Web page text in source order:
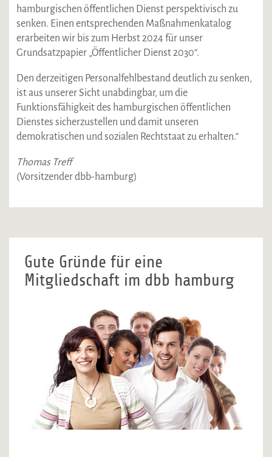
hamburgischen öffentlichen Dienst perspektivisch zu
senken. Einen entsprechenden Maßnahmenkatalog
erarbeiten wir bis zum Herbst 2024 für unser
Grundsatzpapier „Öffentlicher Dienst 2030“.
Den derzeitigen Personalfehlbestand deutlich zu senken,
ist aus unserer Sicht unabdingbar, um die
Funktionsfähigkeit des hamburgischen öffentlichen
Dienstes sicherzustellen und damit unseren
demokratischen und sozialen Rechtstaat zu erhalten.“
Thomas Treff
(Vorsitzender dbb-hamburg)
Gute Gründe für eine
Mitgliedschaft im dbb hamburg